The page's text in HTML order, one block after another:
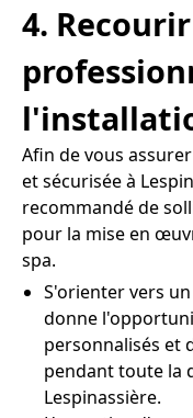
4.
Afin de vous
et sécurisée à
recommandé de
pour la mise en
spa.
S'orienter vers
donne
personnalisés et
pendant toute la
Lespinassière.